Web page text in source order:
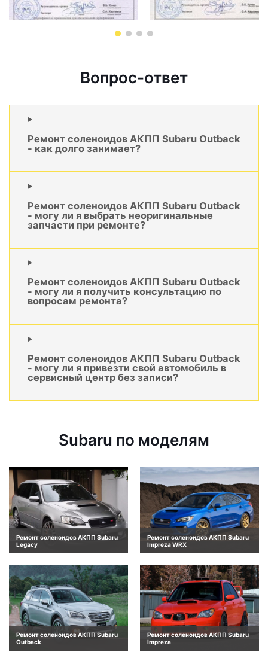
Вопрос-ответ
Ремонт соленоидов АКПП Subaru Outback
- как долго занимает?
Ремонт соленоидов АКПП Subaru Outback
- могу ли я выбрать неоригинальные
запчасти при ремонте?
Ремонт соленоидов АКПП Subaru Outback
- могу ли я получить консультацию по
вопросам ремонта?
Ремонт соленоидов АКПП Subaru Outback
- могу ли я привезти свой автомобиль в
сервисный центр без записи?
Subaru по моделям
Ремонт соленоидов АКПП Subaru
Legacy
Ремонт соленоидов АКПП Subaru
Impreza WRX
Ремонт соленоидов АКПП Subaru
Outback
Ремонт соленоидов АКПП Subaru
Impreza